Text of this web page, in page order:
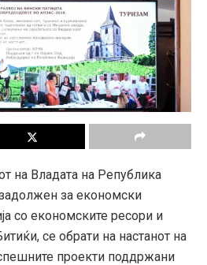
на Владата на Република
за економски
со економските ресори и
се обрати на настанот на
проекти поддржани